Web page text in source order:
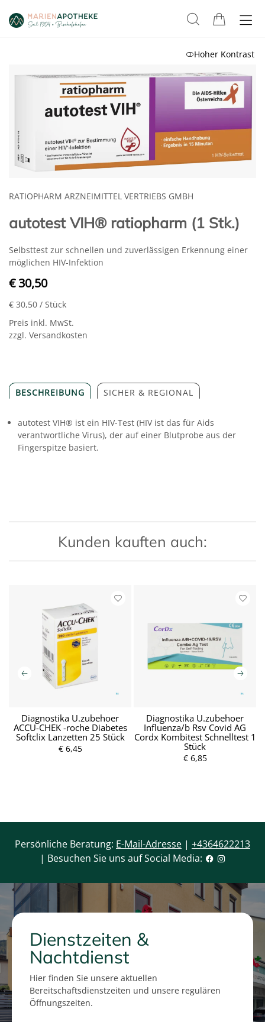
Hoher Kontrast
RATIOPHARM ARZNEIMITTEL VERTRIEBS GMBH
autotest VIH® ratiopharm (1 Stk.)
Selbsttest zur schnellen und zuverlässigen Erkennung einer
möglichen HIV-Infektion
€ 30,50
€ 30,50 / Stück
Preis inkl. MwSt.
zzgl. Versandkosten
BESCHREIBUNG SICHER & REGIONAL
autotest VIH® ist ein HIV-Test (HIV ist das für Aids
verantwortliche Virus), der auf einer Blutprobe aus der
Fingerspitze basiert.
Kunden kauften auch:
Diagnostika U.zubehoer
ACCU-CHEK -roche Diabetes
Softclix Lanzetten 25 Stück
€ 6,45
Diagnostika U.zubehoer
Influenza/b Rsv Covid AG
Cordx Kombitest Schnelltest 1
Stück
€ 6,85
Persönliche Beratung: E-Mail-Adresse | +4364622213
| Besuchen Sie uns auf Social Media:
Dienstzeiten &
Nachtdienst
Hier finden Sie unsere aktuellen
Bereitschaftsdienstzeiten und unsere regulären
Öffnungszeiten.